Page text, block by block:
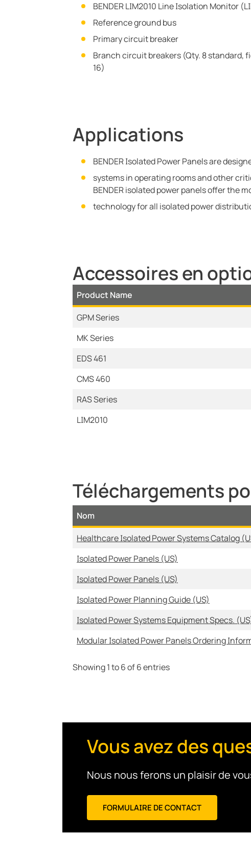
BENDER LIM2010 Line Isolation Monitor
Reference ground bus
Primary circuit breaker
Branch circuit breakers (Qty. 8 standard,
16)
Applications
BENDER Isolated Power Panels are
systems in operating rooms and other
BENDER isolated power panels offer the
technology for all isolated power
Accessoires en
Product Name
GPM Series
MK Series
EDS 461
CMS 460
RAS Series
LIM2010
Téléchargements
Nom
Healthcare Isolated Power Systems Catalog
Isolated Power Panels (US)
Isolated Power Panels (US)
Isolated Power Planning Guide (US)
Isolated Power Systems Equipment Specs.
Modular Isolated Power Panels Ordering
Showing 1 to 6 of 6 entries
Vous avez des
Nous nous ferons un plaisir de
FORMULAIRE DE CONTACT